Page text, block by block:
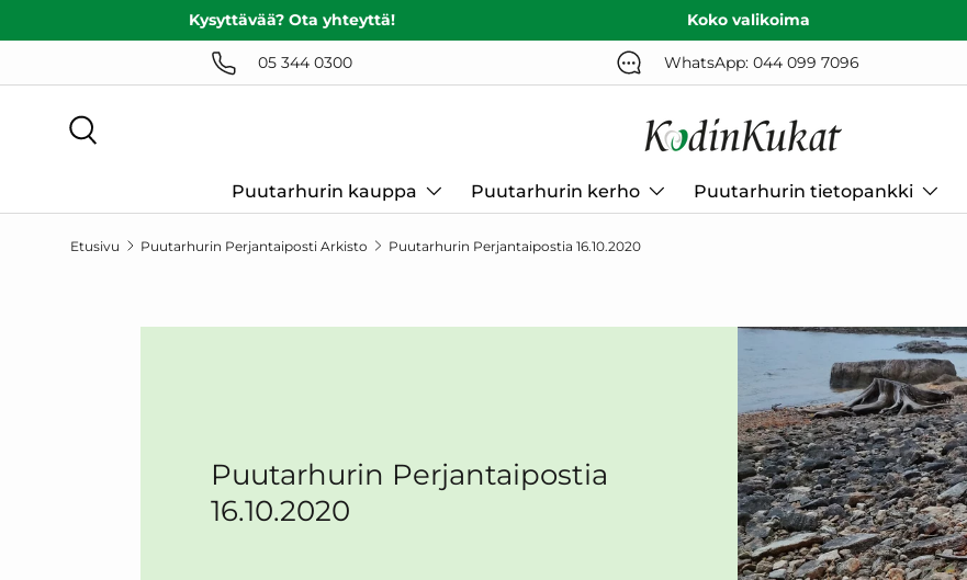
SIIRRY SISÄLTÖÖN
Kysyttävää? Ota yhteyttä! Koko valikoima
05 344 0300 WhatsApp: 044 099 7096
Puutarhurin kauppa Puutarhurin kerho Puutarhurin tietopankki
Etusivu Puutarhurin Perjantaiposti Arkisto Puutarhurin Perjantaipostia 16.10.2020
Puutarhurin Perjantaipostia
16.10.2020